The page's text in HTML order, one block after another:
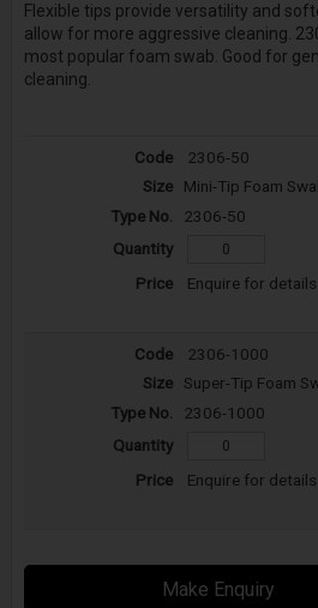
Flexible tips provide versatility and
allow for more aggressive cleaning.
most popular foam swab. Good for
cleaning.
2306-50
Mini-Tip Foam
2306-50
Enquire for details
2306-1000
Super-Tip Foam
2306-1000
Enquire for details
Make Enquiry